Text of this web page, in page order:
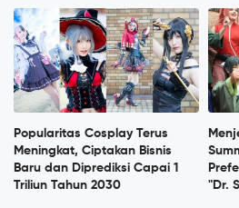
Popularitas Cosplay Terus
Meningkat, Ciptakan Bisnis
Baru dan Diprediksi Capai 1
Triliun Tahun 2030
"Dr.